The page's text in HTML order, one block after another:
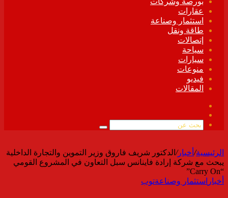
عقارات
استثمار وصناعة
طاقة ونقل
إتصالات
سياحة
سيارات
منوعات
فيديو
المقالات
الموقع
بحث
الرئيسية/ أخبار/ الدكتور شريف فاروق وزير التموين والتجارة الداخلية
يبحث مع شركة إرادة فاينانس سبل التعاون في المشروع القومي
“Carry On”
أخبار استثمار وصناعةتوب